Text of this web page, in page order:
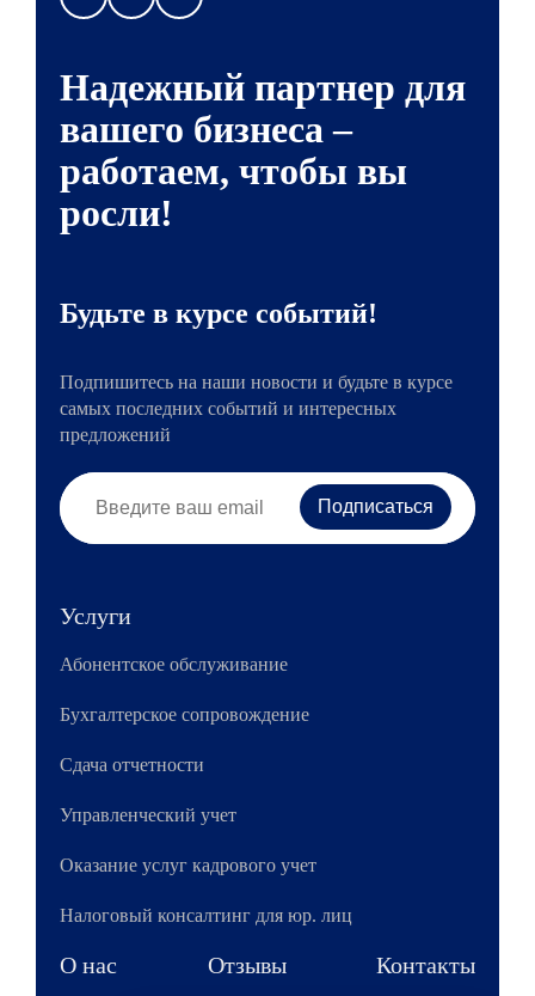
Будьте в курсе событий!
Подпишитесь на наши новости и будьте в курсе
самых последних событий и интересных
предложений
Надежный партнер для
вашего бизнеса –
работаем, чтобы вы
росли!
Услуги
Абонентское обслуживание
Бухгалтерское сопровождение
Сдача отчетности
Управленческий учет
Оказание услуг кадрового учет
Налоговый консалтинг для юр. лиц
О нас Отзывы Контакты